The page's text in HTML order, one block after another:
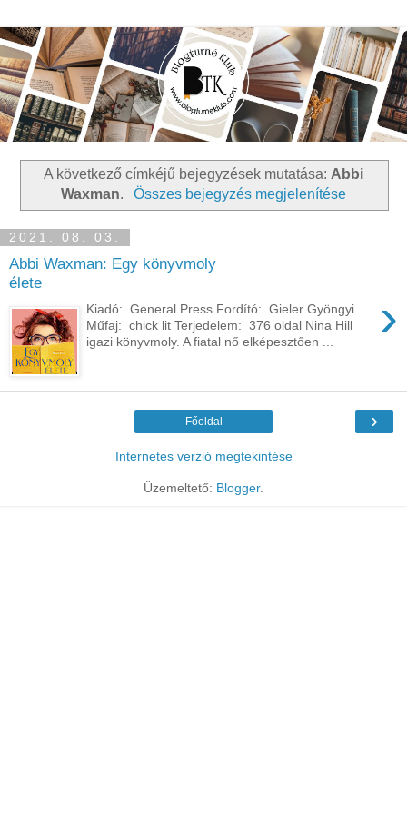
A következő címkéjű bejegyzések mutatása: Abbi
Waxman. Összes bejegyzés megjelenítése
2021. 08. 03.
Abbi Waxman: Egy könyvmoly
élete
›
Kiadó: General Press Fordító: Gieler Gyöngyi
Műfaj: chick lit Terjedelem: 376 oldal Nina Hill
igazi könyvmoly. A fiatal nő elképesztően ...
›
Főoldal
Internetes verzió megtekintése
Üzemeltető: Blogger.